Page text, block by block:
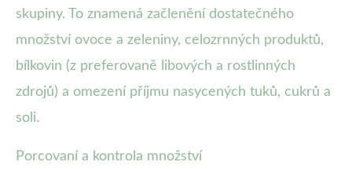
skupiny. To znamená začlenění dostatečného
množství ovoce a zeleniny, celozrnných produktů,
bílkovin (z preferovaně libových a rostlinných
zdrojů) a omezení příjmu nasycených tuků, cukrů a
soli.
Porcovaní a kontrola množství